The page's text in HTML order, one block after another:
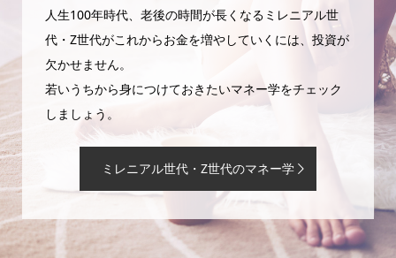
人生100年時代、老後の時間が長くなるミレニアル世
代・Z世代がこれからお金を増やしていくには、投資が
欠かせません。
若いうちから身につけておきたいマネー学をチェック
しましょう。
ミレニアル世代・Z世代のマネー学